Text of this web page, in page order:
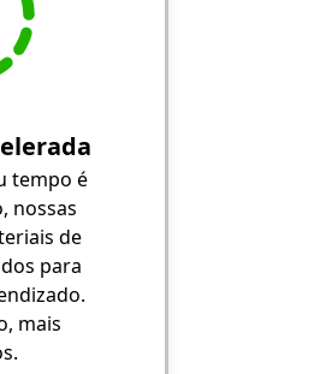
tempo é
nossas
de
para
mais